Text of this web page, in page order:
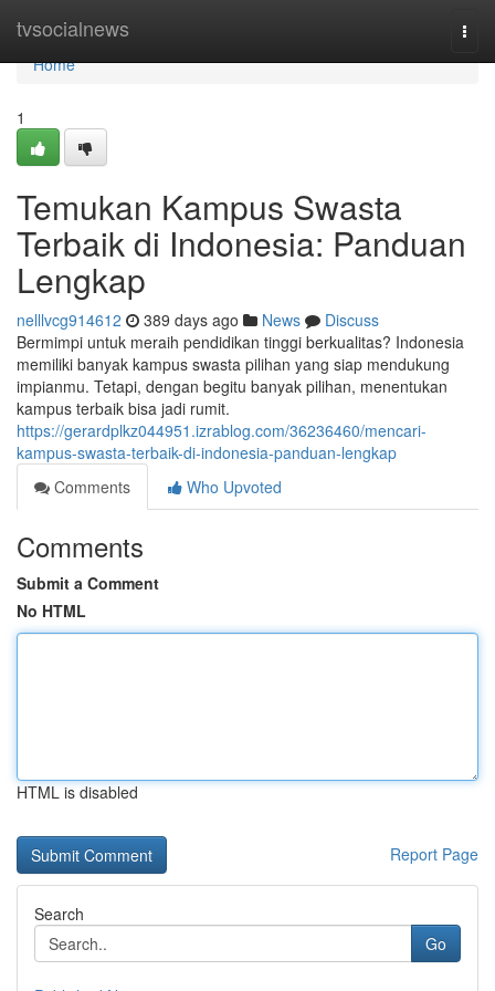
tvsocialnews
Home
Home
1
Temukan Kampus Swasta
Terbaik di Indonesia: Panduan
Lengkap
nelllvcg914612 389 days ago News
Discuss
Bermimpi untuk meraih pendidikan tinggi berkualitas? Indonesia
memiliki banyak kampus swasta pilihan yang siap mendukung
impianmu. Tetapi, dengan begitu banyak pilihan, menentukan
kampus terbaik bisa jadi rumit.
https://gerardplkz044951.izrablog.com/36236460/mencari-
kampus-swasta-terbaik-di-indonesia-panduan-lengkap
Comments
Who Upvoted
Comments
Submit a Comment
No HTML
HTML is disabled
Report Page
Search
Go